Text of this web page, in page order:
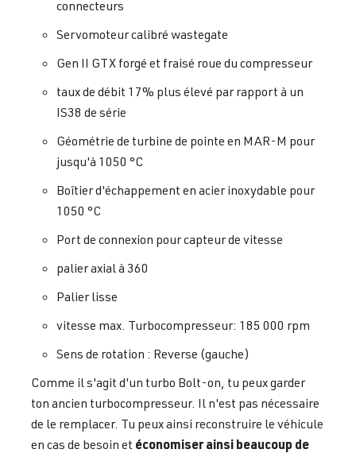
connecteurs
Servomoteur calibré wastegate
Gen II GTX forgé et fraisé roue du compresseur
taux de débit 17% plus élevé par rapport à un
IS38 de série
Géométrie de turbine de pointe en MAR-M pour
jusqu'à 1050 °C
Boîtier d'échappement en acier inoxydable pour
1050 °C
Port de connexion pour capteur de vitesse
palier axial à 360
Palier lisse
vitesse max. Turbocompresseur: 185 000 rpm
Sens de rotation : Reverse (gauche)
Comme il s'agit d'un turbo Bolt-on, tu peux garder
ton ancien turbocompresseur. Il n'est pas nécessaire
de le remplacer. Tu peux ainsi reconstruire le véhicule
en cas de besoin et économiser ainsi beaucoup de